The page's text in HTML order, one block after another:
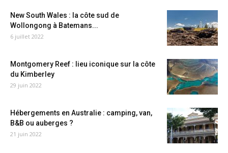
New South Wales : la côte sud de
Wollongong à Batemans...
6 juillet 2022
Montgomery Reef : lieu iconique sur la côte
du Kimberley
29 juin 2022
Hébergements en Australie : camping, van,
B&B ou auberges ?
21 juin 2022